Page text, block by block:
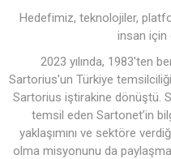
Hedefimiz, teknolojiler,
insan için
2023 yılında, 1983'ten
Sartorius'un Türkiye
Sartorius iştirakine dönüştü.
temsil eden Sartonet’in
yaklaşımını ve sektöre
olma misyonunu da